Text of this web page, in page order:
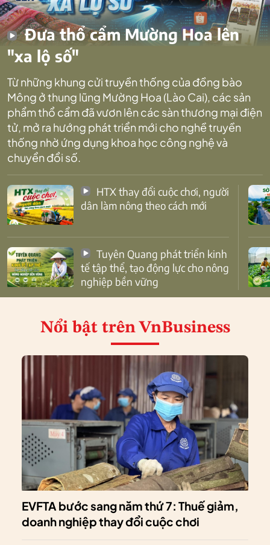
Đưa thổ cẩm Mường Hoa lên
"xa lộ số"
Từ những khung cửi truyền thống của đồng bào
Mông ở thung lũng Mường Hoa (Lào Cai), các sản
phẩm thổ cẩm đã vươn lên các sàn thương mại điện
tử, mở ra hướng phát triển mới cho nghề truyền
thống nhờ ứng dụng khoa học công nghệ và
chuyển đổi số.
dân làm nông theo cách mới
tế tập thể, tạo động lực cho nông
nghiệp bền vững
Nổi bật trên VnBusiness
EVFTA bước sang năm thứ 7: Thuế giảm,
doanh nghiệp thay đổi cuộc chơi